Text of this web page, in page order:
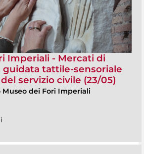
Imperiali - Mercati di
guidata tattile-sensoriale
servizio civile (23/05)
dei Fori Imperiali